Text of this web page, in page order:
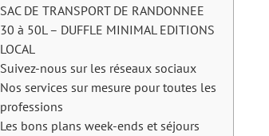
SAC DE TRANSPORT DE RANDONNEE
30 à 50L – DUFFLE MINIMAL EDITIONS
LOCAL
Suivez-nous sur les réseaux sociaux
Nos services sur mesure pour toutes les
professions
Les bons plans week-ends et séjours